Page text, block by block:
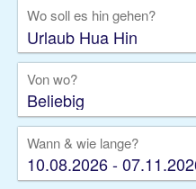
Rundreise
Kreuzfahrt
Gruppenreise
Camper
Wo soll es hin gehen?
Von wo?
Beliebig
Wann & wie lange?
10.08.2026 -